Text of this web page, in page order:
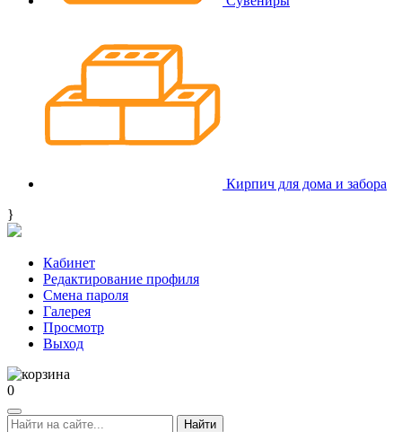
Кирпич для дома и забора
}
Кабинет
Редактирование профиля
Смена пароля
Галерея
Просмотр
Выход
0
Найти